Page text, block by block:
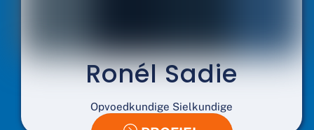
Ronél Sadie
Opvoedkundige Sielkundige